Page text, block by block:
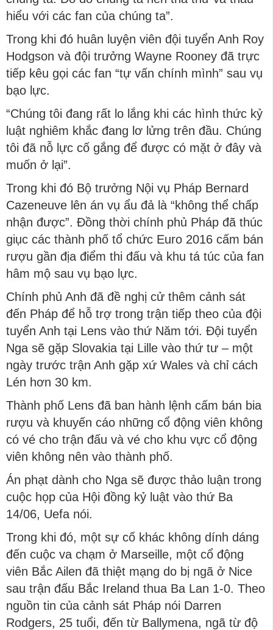
hiểu với các fan của chúng ta”.
Trong khi đó huân luyện viên đội tuyển Anh Roy
Hodgson và đội trưởng Wayne Rooney đã trực
tiếp kêu gọi các fan “tự vấn chính mình” sau vụ
bạo lực.
“Chúng tôi đang rất lo lắng khi các hình thức kỷ
luật nghiêm khắc đang lơ lửng trên đầu. Chúng
tôi đã nỗ lực cố gắng để được có mặt ở đây và
muốn ở lại”.
Trong khi đó Bộ trưởng Nội vụ Pháp Bernard
Cazeneuve lên án vụ ẩu đả là “không thể chấp
nhận được”. Đồng thời chính phủ Pháp đã thúc
giục các thành phố tổ chức Euro 2016 cấm bán
rượu gần địa điểm thi đấu và khu tá túc của fan
hâm mộ sau vụ bạo lực.
Chính phủ Anh đã đề nghị cử thêm cảnh sát
đến Pháp để hỗ trợ trong trận tiếp theo của đội
tuyển Anh tại Lens vào thứ Năm tới. Đội tuyển
Nga sẽ gặp Slovakia tại Lille vào thứ tư – một
ngày trước trận Anh gặp xứ Wales và chỉ cách
Lén hơn 30 km.
Thành phố Lens đã ban hành lệnh cấm bán bia
rượu và khuyến cáo những cổ động viên không
có vé cho trận đấu và vé cho khu vực cổ động
viên không nên vào thành phố.
Án phạt dành cho Nga sẽ được thảo luận trong
cuộc họp của Hội đồng kỷ luật vào thứ Ba
14/06, Uefa nói.
Trong khi đó, một sự cố khác không dính dáng
đến cuộc va chạm ở Marseille, một cổ động
viên Bắc Ailen đã thiệt mạng do bị ngã ở Nice
sau trận đấu Bắc Ireland thua Ba Lan 1-0. Theo
nguồn tin của cảnh sát Pháp nói Darren
Rodgers, 25 tuổi, đến từ Ballymena, ngã từ độ